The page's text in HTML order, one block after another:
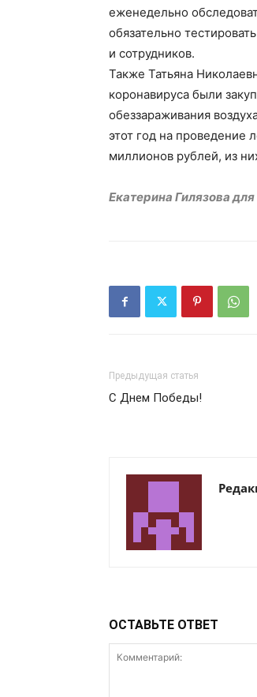
еженедельно
обязательно
и сотрудников.
Также Татьяна
коронавируса были
обеззараживания
этот год на проведение
миллионов рублей, из
Екатерина Гилязова
Предыдущая статья
С Днем Победы!
ОСТАВЬТЕ ОТВЕТ